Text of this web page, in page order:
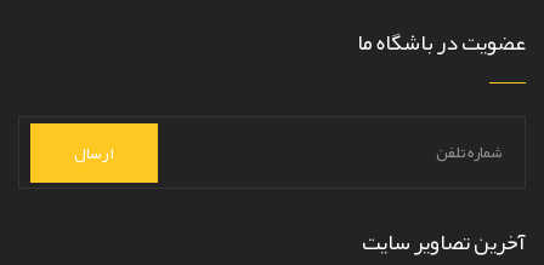
عضویت در باشگاه ما
ارسال
آخرین تصاویر سایت